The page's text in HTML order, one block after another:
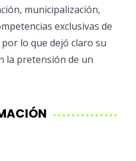
municipalización,
exclusivas de
lo que dejó claro su
la pretensión de un